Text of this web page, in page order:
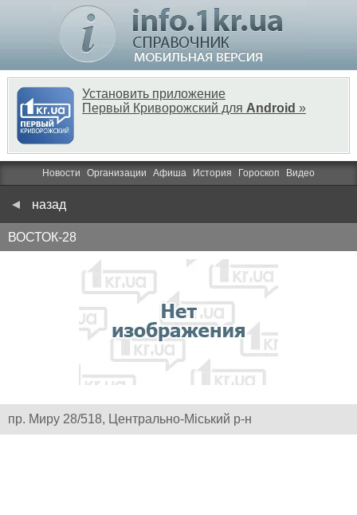
Установить приложение
Первый Криворожский для Android »
Новости Организации Афиша История Гороскоп Видео
назад
ВОСТОК-28
пр. Миру 28/518, Центрально-Міський р-н